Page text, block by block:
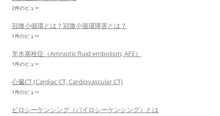
2件のビュー
冠微小循環とは？冠微小循環障害とは？
1件のビュー
羊水塞栓症（Amniotic fluid embolism; AFE）
1件のビュー
心臓CT (Cardiac CT, Cardiovascular CT)
1件のビュー
ピロシーケンシング（パイロシーケンシング）とは